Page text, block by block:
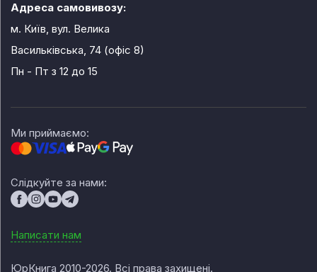
Адреса самовивозу:
м. Київ, вул. Велика
Васильківська, 74 (офіс 8)
Пн - Пт з 12 до 15
Ми приймаємо:
Слідкуйте за нами:
Написати нам
ЮрКнига 2010-2026. Всі права захищені.